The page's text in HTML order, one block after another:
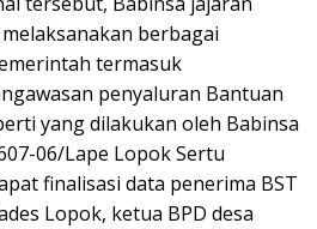
berbagai
termasuk
penyaluran Bantuan
yang dilakukan oleh Babinsa
06/Lape Lopok Sertu
finalisasi data penerima BST
Lopok, ketua BPD desa